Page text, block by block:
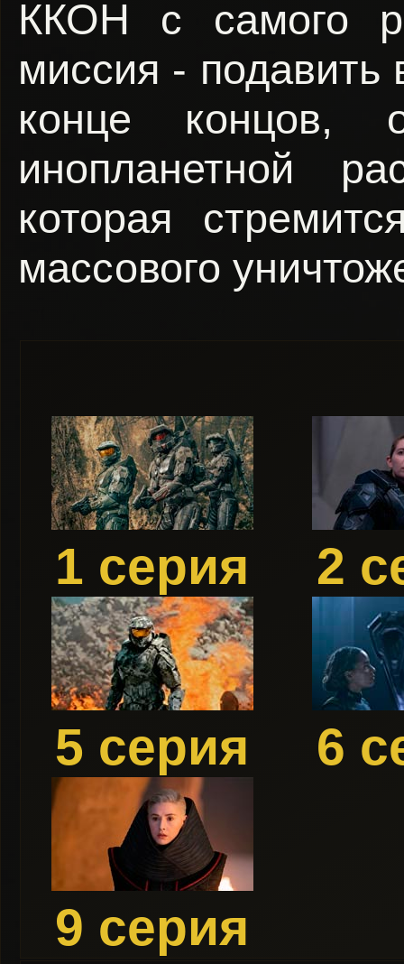
ККОН с самого
миссия -
конце концов,
инопланетной
которая
массового
1 серия 2
5 серия 6
9 серия